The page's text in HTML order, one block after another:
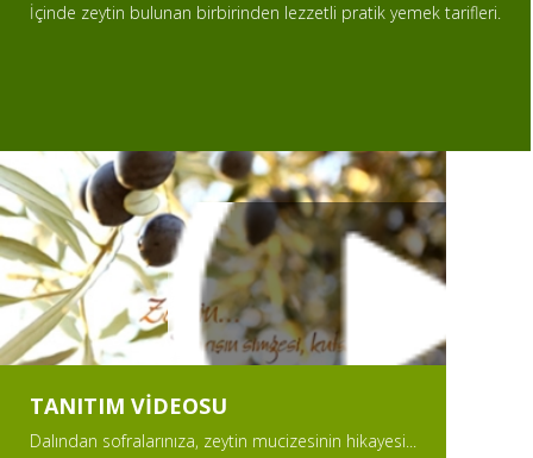
İçinde zeytin bulunan birbirinden lezzetli pratik yemek tarifleri.
TANITIM VİDEOSU
Dalından sofralarınıza, zeytin mucizesinin hikayesi...